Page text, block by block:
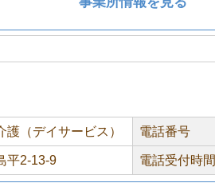
（デイサービス） 電話番号
平2-13-9 電話受付時間